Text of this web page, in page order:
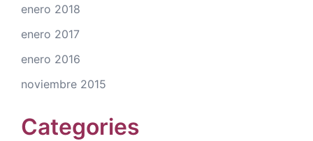
enero 2018
enero 2017
enero 2016
noviembre 2015
Categories